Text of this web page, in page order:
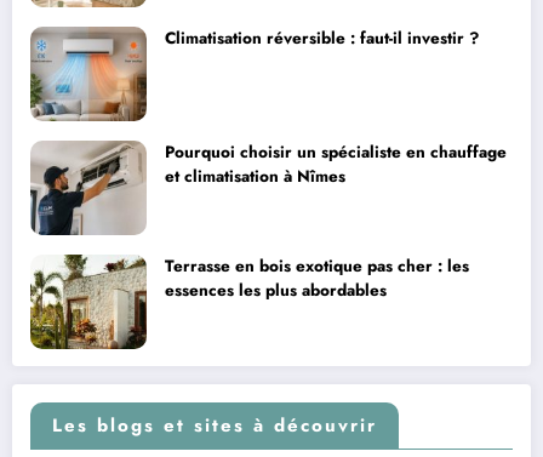
Climatisation réversible : faut-il investir ?
Pourquoi choisir un spécialiste en chauffage
et climatisation à Nîmes
Terrasse en bois exotique pas cher : les
essences les plus abordables
Les blogs et sites à découvrir